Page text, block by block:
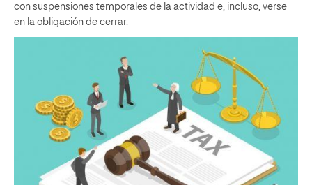
con suspensiones temporales de la actividad e, incluso, verse
en la obligación de cerrar.